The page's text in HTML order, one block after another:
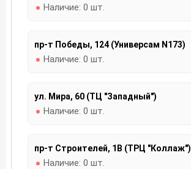
Наличие: 0 шт.
пр-т Победы, 124 (Универсам N173)
Наличие: 0 шт.
ул. Мира, 60 (ТЦ "Западный")
Наличие: 0 шт.
пр-т Строителей, 1В (ТРЦ "Коллаж")
Наличие: 0 шт.